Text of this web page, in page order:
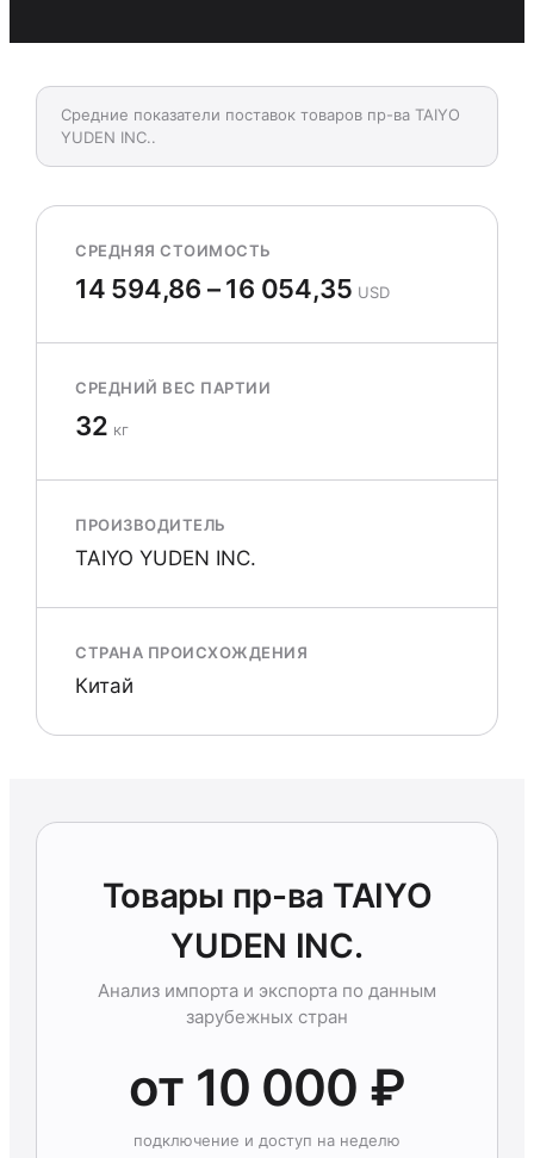
Средние показатели поставок товаров пр-ва TAIYO
YUDEN INC..
СРЕДНЯЯ СТОИМОСТЬ
14 594,86 – 16 054,35 USD
СРЕДНИЙ ВЕС ПАРТИИ
32 кг
ПРОИЗВОДИТЕЛЬ
TAIYO YUDEN INC.
СТРАНА ПРОИСХОЖДЕНИЯ
Китай
Товары пр-ва TAIYO
YUDEN INC.
Анализ импорта и экспорта по данным
зарубежных стран
от 10 000 ₽
подключение и доступ на неделю